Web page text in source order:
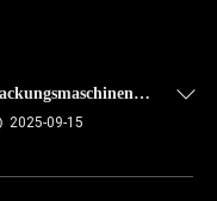
Standby-Zeit
2025-09-15